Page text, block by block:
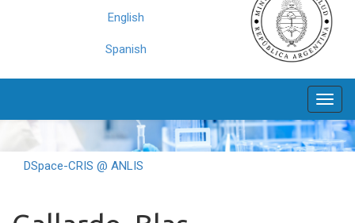
English
Spanish
DSpace-CRIS @ ANLIS